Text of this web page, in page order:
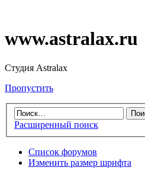
www.astralax.ru
Студия Astralax
Пропустить
Расширенный поиск
Список форумов
Изменить размер шрифта